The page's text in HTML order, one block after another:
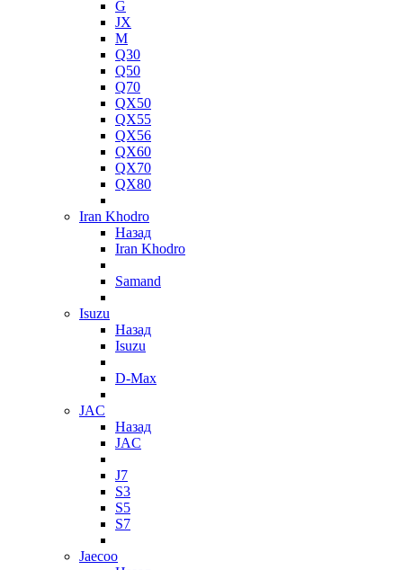
G
JX
M
Q30
Q50
Q70
QX50
QX55
QX56
QX60
QX70
QX80
Iran Khodro
Назад
Iran Khodro
Samand
Isuzu
Назад
Isuzu
D-Max
JAC
Назад
JAC
J7
S3
S5
S7
Jaecoo